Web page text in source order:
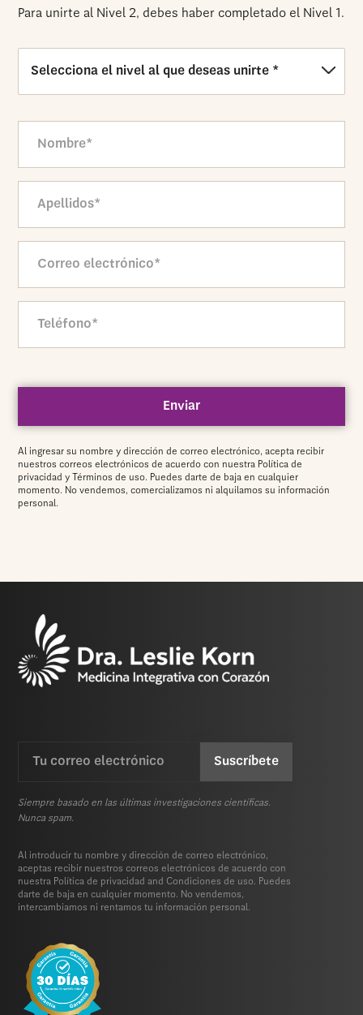
Para unirte al Nivel 2, debes haber completado el Nivel 1.
que
unirte
*
Al ingresar su nombre y dirección de correo electrónico, acepta recibir
nuestros correos electrónicos de acuerdo con nuestra Política de
privacidad y Términos de uso. Puedes darte de baja en cualquier
momento. No vendemos, comercializamos ni alquilamos su información
personal.
Siempre basado en las últimas investigaciones científicas.
Nunca spam.
Al introducir tu nombre y dirección de correo electrónico,
aceptas recibir nuestros correos electrónicos de acuerdo con
nuestra Política de privacidad and Condiciones de uso. Puedes
darte de baja en cualquier momento. No vendemos,
intercambiamos ni rentamos tu información personal.